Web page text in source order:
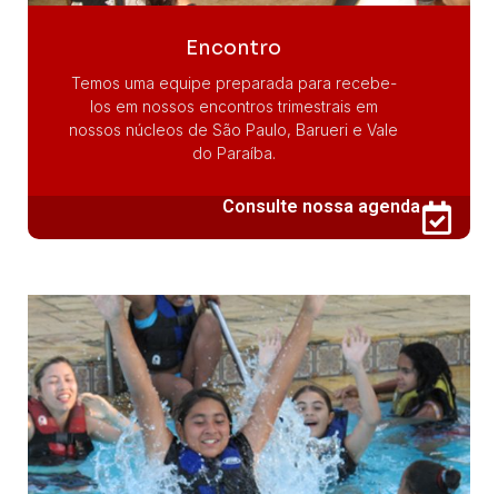
Encontro
Temos uma equipe preparada para recebe-
los em nossos encontros trimestrais em
nossos núcleos de São Paulo, Barueri e Vale
do Paraíba.
Consulte nossa agenda